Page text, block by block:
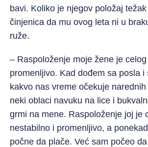
bavi. Koliko je njegov položaj
činjenica da mu ovog leta ni u
ruže.
– Raspoloženje moje žene je
promenljivo. Kad dođem sa posla i
kakvo nas vreme očekuje
neki oblaci navuku na lice i
grmi na mene. Raspoloženje joj je
nestabilno i promenljivo, a
počne da plače. Već sam počeo